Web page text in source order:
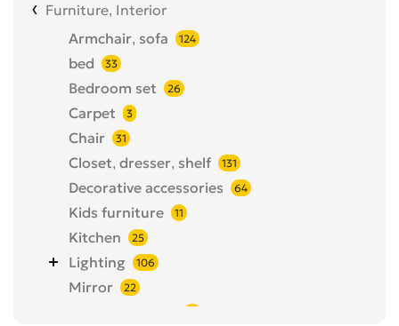
Furniture, Interior
Armchair, sofa
124
bed 33
Bedroom set 26
Carpet 3
Chair 31
Closet, dresser, shelf 131
Decorative accessories 64
Kids furniture 11
Kitchen 25
Lighting 106
Mirror 22